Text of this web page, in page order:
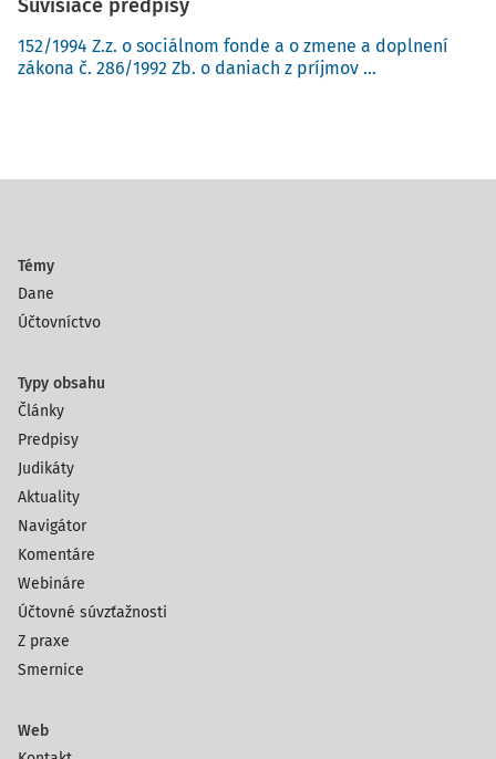
Súvisiace predpisy
152/1994 Z.z. o sociálnom fonde a o zmene a doplnení
zákona č. 286/1992 Zb. o daniach z príjmov ...
Témy
Dane
Účtovníctvo
Typy obsahu
Články
Predpisy
Judikáty
Aktuality
Navigátor
Komentáre
Webináre
Účtovné súvzťažnosti
Z praxe
Smernice
Web